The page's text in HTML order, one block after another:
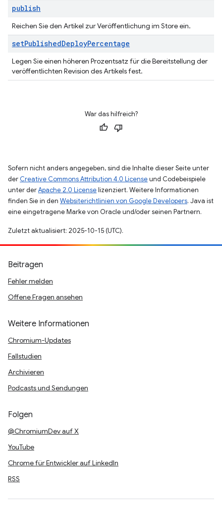
publish
Reichen Sie den Artikel zur Veröffentlichung im Store ein.
setPublishedDeployPercentage
Legen Sie einen höheren Prozentsatz für die Bereitstellung der
veröffentlichten Revision des Artikels fest.
War das hilfreich?
Sofern nicht anders angegeben, sind die Inhalte dieser Seite unter
der Creative Commons Attribution 4.0 Licenseund Codebeispiele
unter derApache 2.0 Licenselizenziert. Weitere Informationen
finden Sie in den Websiterichtlinien von Google Developers. Java ist
eine eingetragene Marke von Oracle und/oder seinen Partnern.
Zuletzt aktualisiert: 2025-10-15 (UTC).
Beitragen
Fehler melden
Offene Fragen ansehen
Weitere Informationen
Chromium-Updates
Fallstudien
Archivieren
Podcasts und Sendungen
Folgen
@ChromiumDev auf X
YouTube
Chrome für Entwickler auf LinkedIn
RSS